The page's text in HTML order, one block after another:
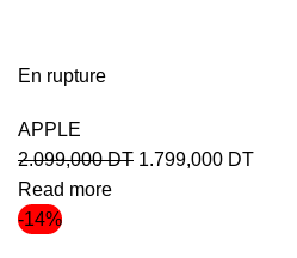
En rupture
APPLE
2.099,000DT 1.799,000 DT
Read more
-14%